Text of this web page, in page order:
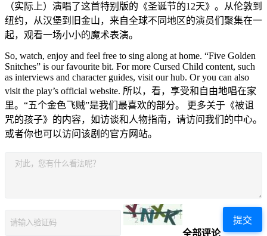
（实际上）演唱了这首特别版的《圣诞节的12天》。从伦敦到
纽约，从汉堡到旧金山，来自全球不同地区的演员们聚集在一
起，观看一场小小的魔术表演。
So, watch, enjoy and feel free to sing along at home. “Five Golden
Snitches” is our favourite bit. For more Cursed Child content, such
as interviews and character guides, visit our hub. Or you can also
visit the play’s official website. 所以，看，享受和自由地唱在家
里。“五个金色飞贼”是我们最喜欢的部分。 更多关于《被诅
咒的孩子》的内容，如访谈和人物指南，请访问我们的中心。
或者你也可以访问该剧的官方网站。
提交
全部评论